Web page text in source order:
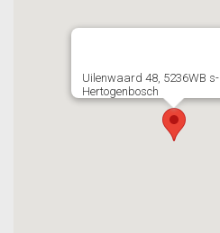
Uilenwaard 48, 5236WB s-
Hertogenbosch